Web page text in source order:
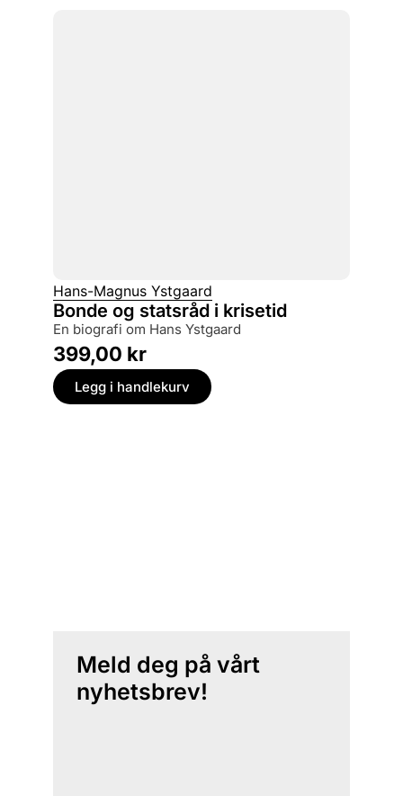
Hans-Magnus Ystgaard
Bonde og statsråd i krisetid
en biografi om Hans Ystgaard
399,00 kr
Legg i handlekurv
Meld deg på vårt
nyhetsbrev!